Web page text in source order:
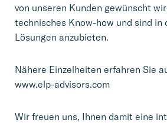
von unseren Kunden gewünscht
techni­sches Know-how und sind in
Lösungen anzubieten.
Nähere Einzel­hei­ten erfahren Sie
www.elp-advisors.com
Wir freuen uns, Ihnen damit eine